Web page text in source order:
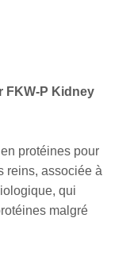
FKW-P Kidney
protéines pour
reins, associée à
qui
malgré